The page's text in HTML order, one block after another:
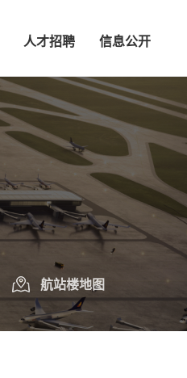
信息公开
人才招聘
航站楼地图